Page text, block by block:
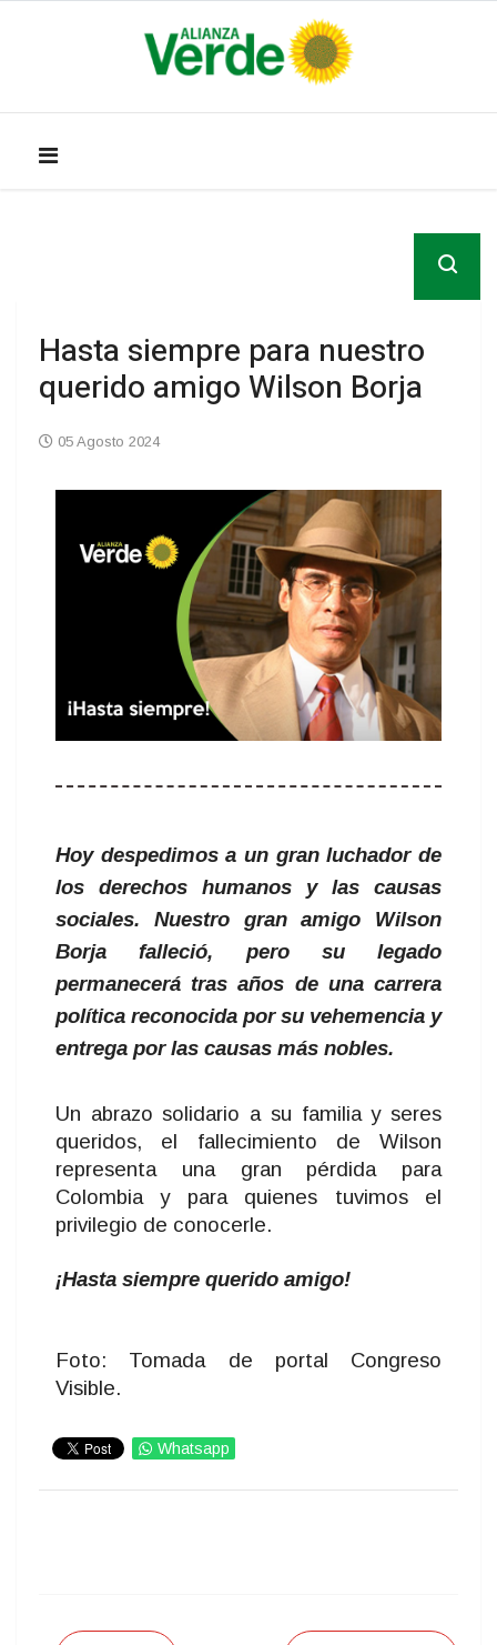
Hasta siempre para nuestro
querido amigo Wilson Borja
05 Agosto 2024
Hoy despedimos a un gran luchador de
los derechos humanos y las causas
sociales. Nuestro gran amigo Wilson
Borja falleció, pero su legado
permanecerá tras años de una carrera
política reconocida por su vehemencia y
entrega por las causas más nobles.
Un abrazo solidario a su familia y seres
queridos, el fallecimiento de Wilson
representa una gran pérdida para
Colombia y para quienes tuvimos el
privilegio de conocerle.
¡Hasta siempre querido amigo!
Foto: Tomada de portal Congreso
Visible.
Whatsapp